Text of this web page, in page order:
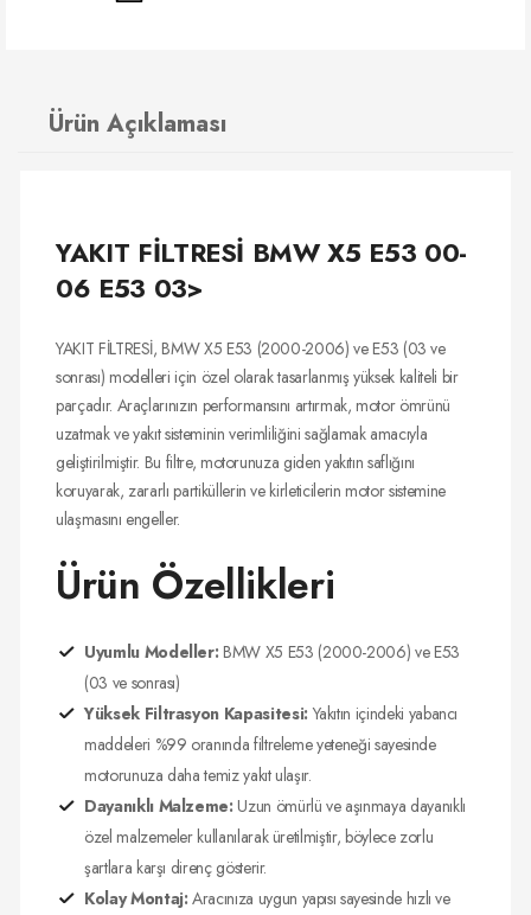
Ürün Açıklaması
YAKIT FİLTRESİ BMW X5 E53 00-
06 E53 03>
YAKIT FİLTRESİ, BMW X5 E53 (2000-2006) ve E53 (03 ve
sonrası) modelleri için özel olarak tasarlanmış yüksek kaliteli bir
parçadır. Araçlarınızın performansını artırmak, motor ömrünü
uzatmak ve yakıt sisteminin verimliliğini sağlamak amacıyla
geliştirilmiştir. Bu filtre, motorunuza giden yakıtın saflığını
koruyarak, zararlı partiküllerin ve kirleticilerin motor sistemine
ulaşmasını engeller.
Ürün Özellikleri
Uyumlu Modeller: BMW X5 E53 (2000-2006) ve E53
(03 ve sonrası)
Yüksek Filtrasyon Kapasitesi: Yakıtın içindeki yabancı
maddeleri %99 oranında filtreleme yeteneği sayesinde
motorunuza daha temiz yakıt ulaşır.
Dayanıklı Malzeme: Uzun ömürlü ve aşınmaya dayanıklı
özel malzemeler kullanılarak üretilmiştir, böylece zorlu
şartlara karşı direnç gösterir.
Kolay Montaj: Aracınıza uygun yapısı sayesinde hızlı ve